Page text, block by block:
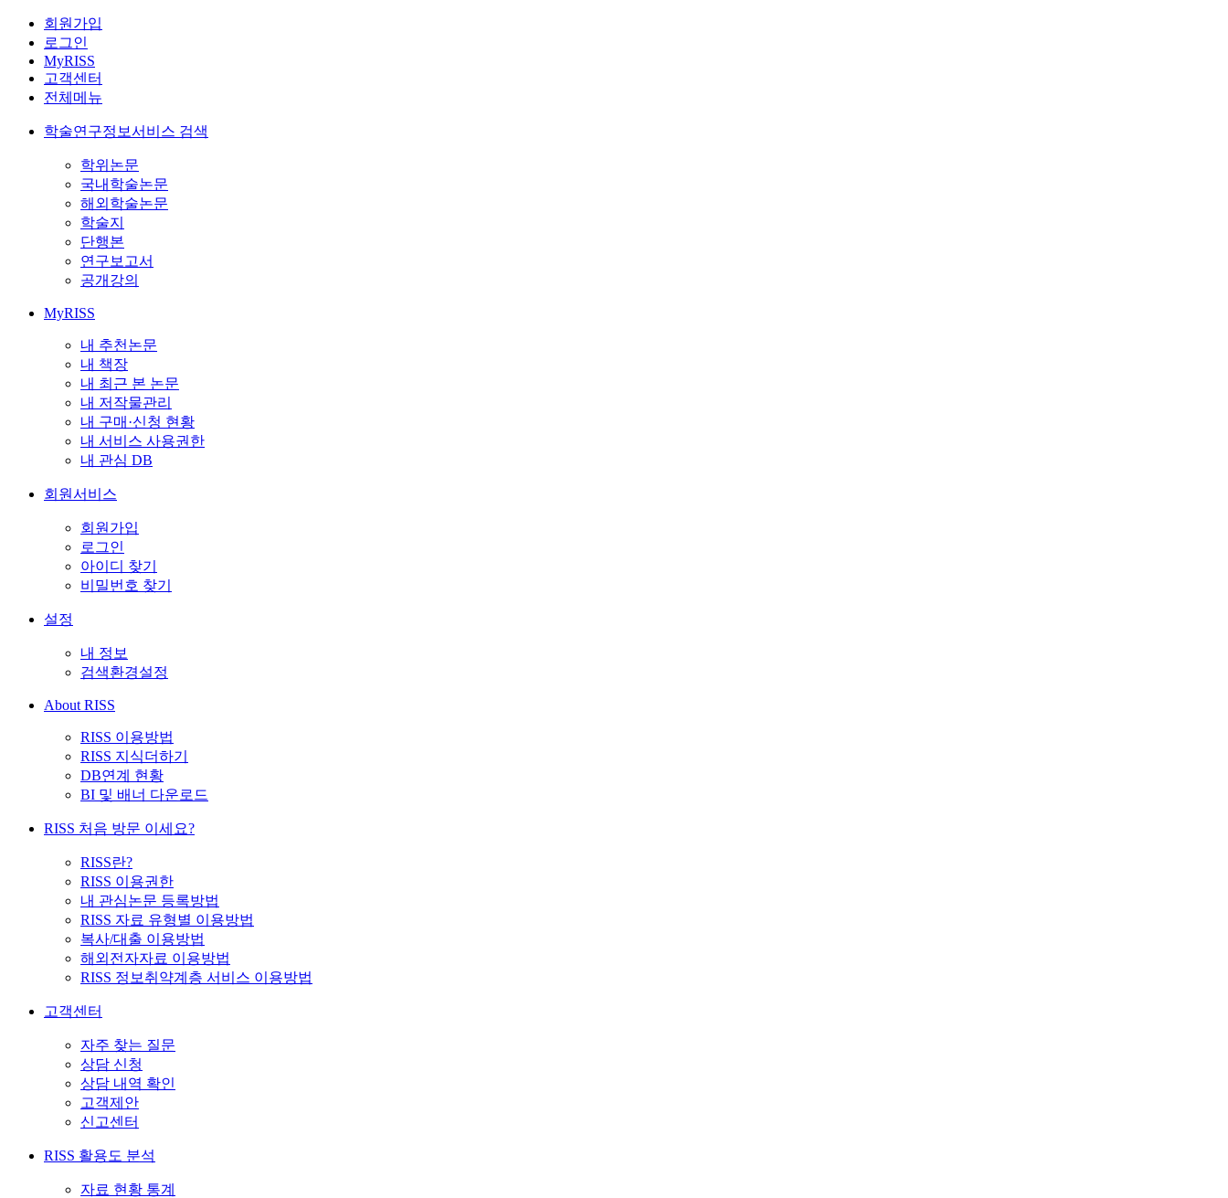
회원가입
로그인
MyRISS
고객센터
전체메뉴
학술연구정보서비스 검색
학위논문
국내학술논문
해외학술논문
학술지
단행본
연구보고서
공개강의
MyRISS
내 추천논문
내 책장
내 최근 본 논문
내 저작물관리
내 구매·신청 현황
내 서비스 사용권한
내 관심 DB
회원서비스
회원가입
로그인
아이디 찾기
비밀번호 찾기
설정
내 정보
검색환경설정
About RISS
RISS 이용방법
RISS 지식더하기
DB연계 현황
BI 및 배너 다운로드
RISS 처음 방문 이세요?
RISS란?
RISS 이용권한
내 관심논문 등록방법
RISS 자료 유형별 이용방법
복사/대출 이용방법
해외전자자료 이용방법
RISS 정보취약계층 서비스 이용방법
고객센터
자주 찾는 질문
상담 신청
상담 내역 확인
고객제안
신고센터
RISS 활용도 분석
자료 현황 통계